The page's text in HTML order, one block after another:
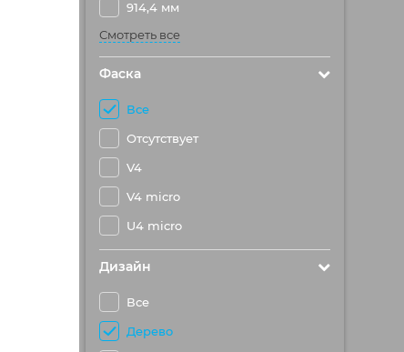
914,4 мм
Смотреть все
Фаска
Все
Отсутствует
V4
V4 micro
U4 micro
Дизайн
Все
Дерево